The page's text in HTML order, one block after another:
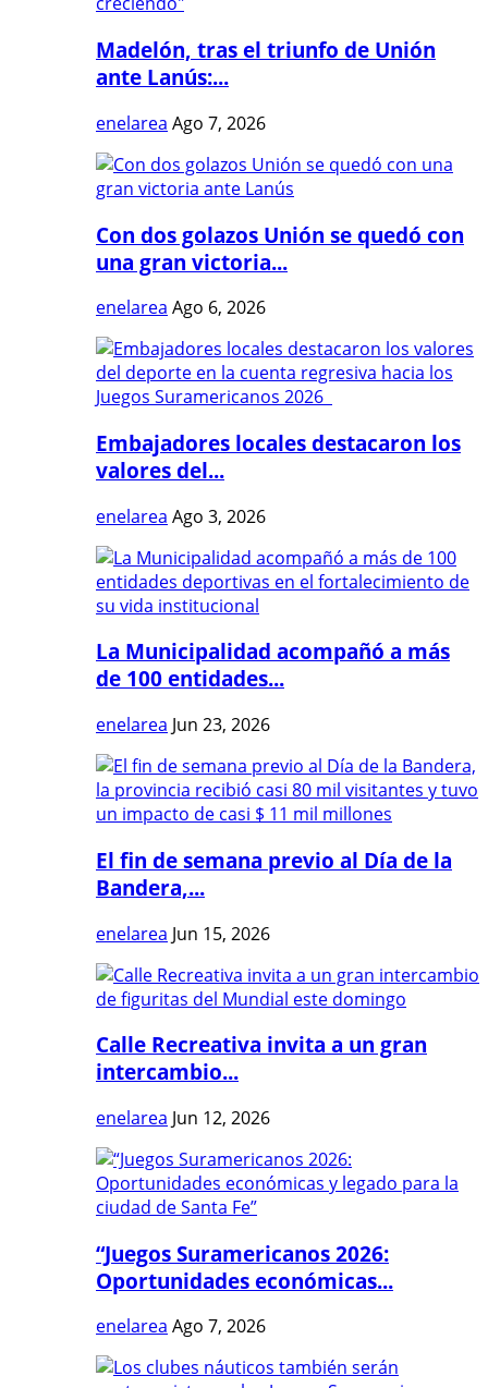
Madelón, tras el triunfo de Unión
ante Lanús:...
enelarea Ago 7, 2026
Con dos golazos Unión se quedó con
una gran victoria...
enelarea Ago 6, 2026
Embajadores locales destacaron los
valores del...
enelarea Ago 3, 2026
La Municipalidad acompañó a más
de 100 entidades...
enelarea Jun 23, 2026
El fin de semana previo al Día de la
Bandera,...
enelarea Jun 15, 2026
Calle Recreativa invita a un gran
intercambio...
enelarea Jun 12, 2026
“Juegos Suramericanos 2026:
Oportunidades económicas...
enelarea Ago 7, 2026